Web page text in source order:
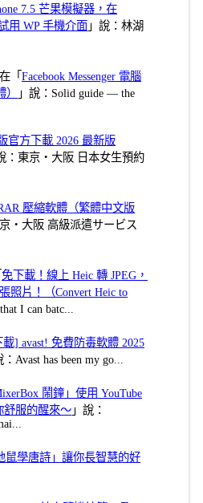
7.5 芒果模擬器，在
用 WP 手機介面 」說：林湖
在「Facebook Messenger 電腦
」說：Solid guide — the
官方下載 2026 最新版
：東京・大阪 日本女生預約
壓縮軟體（繁體中文版
・大阪 高級派遣サービス
免下載！線上 Heic 轉 JPEG，
照片！（Convert Heic to
I can batc...
載] avast! 免費防毒軟體 2025
：Avast has been my go...
鬧鐘」使用 YouTube
舒服的醒來～ 」說：
鼠學唐詩」讓你長智慧的好